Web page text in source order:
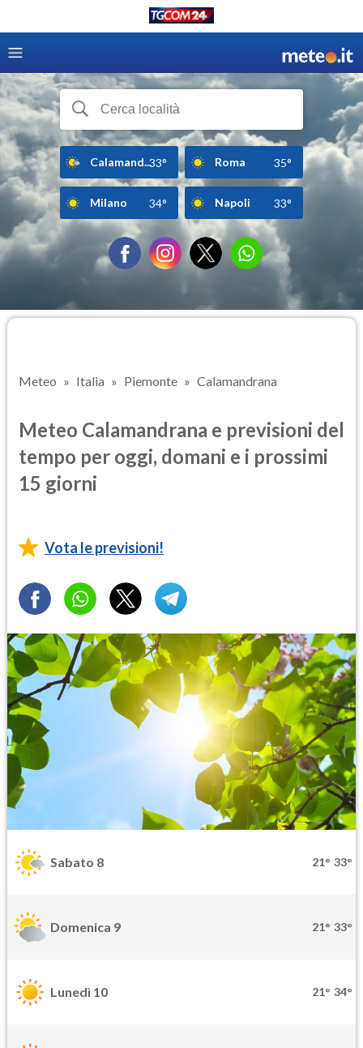
Calamand...33° Roma 35°
Milano 34° Napoli 33°
Meteo Italia Piemonte Calamandrana
Meteo Calamandrana e previsioni del
tempo per oggi, domani e i prossimi
15 giorni
Vota le previsioni!
Sabato 8 21° 33°
Domenica 9 21° 33°
Lunedì 10 21° 34°